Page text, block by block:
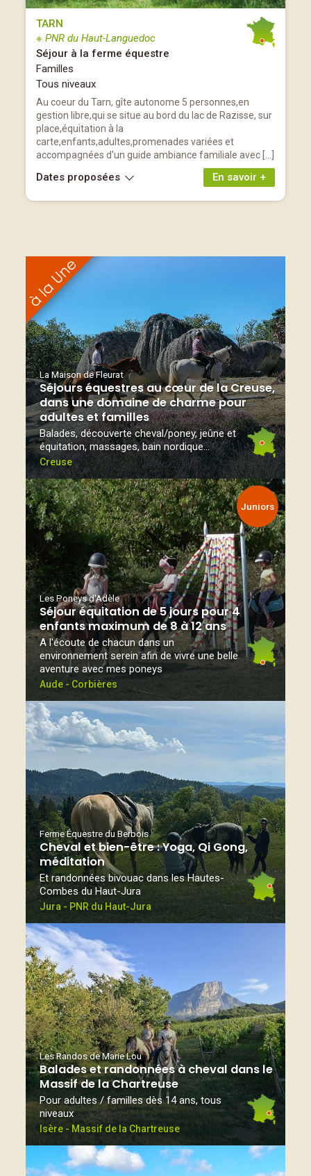
TARN
※ PNR du Haut-Languedoc
Séjour à la ferme équestre
Familles
Tous niveaux
Au coeur du Tarn, gîte autonome 5 personnes,en
gestion libre,qui se situe au bord du lac de Razisse, sur
place,équitation à la
carte,enfants,adultes,promenades variées et
accompagnées d'un guide ambiance familiale avec […]
En savoir +
Dates proposées
La Maison de Fleurat
Séjours équestres au cœur de la Creuse,
dans une domaine de charme pour
adultes et familles
Balades, découverte cheval/poney, jeûne et
équitation, massages, bain nordique...
Creuse
Juniors
Les Poneys d'Adèle
Séjour équitation de 5 jours pour 4
enfants maximum de 8 à 12 ans
A l'écoute de chacun dans un
environnement serein afin de vivre une belle
aventure avec mes poneys
Aude - Corbières
Ferme Équestre du Berbois
Cheval et bien-être : Yoga, Qi Gong,
méditation
Et randonnées bivouac dans les Hautes-
Combes du Haut-Jura
Jura - PNR du Haut-Jura
Les Randos de Marie Lou
Balades et randonnées à cheval dans le
Massif de la Chartreuse
Pour adultes / familles dès 14 ans, tous
niveaux
Isère - Massif de la Chartreuse